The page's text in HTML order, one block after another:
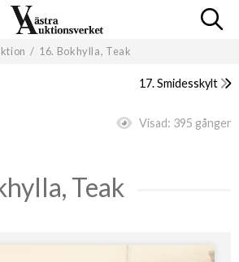
/ 16. Bokhylla, Teak
17. Smidesskylt
Visad: 395 gånger
Teak